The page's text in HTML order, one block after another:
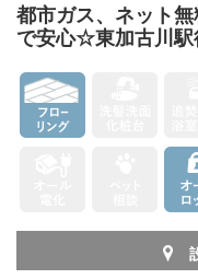
都市ガス、ネット
で安心☆東加古川